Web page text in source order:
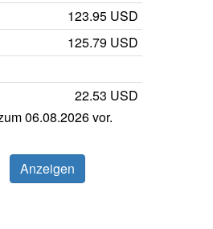
123.95 USD
125.79 USD
22.53 USD
06.08.2026 vor.